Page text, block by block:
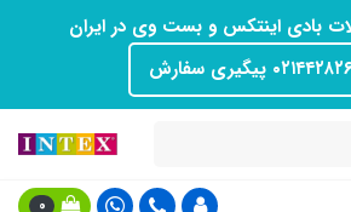
بادی اینتکس و بست وی در ایران
پیگیری سفارش
0